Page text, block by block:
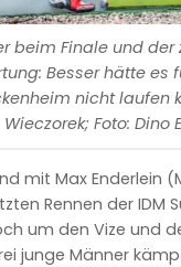
beim Finale und der
Besser hätte es
nicht laufen
Wieczorek; Foto: Dino
mit Max Enderlein
Rennen der IDM
um den Vize und
junge Männer